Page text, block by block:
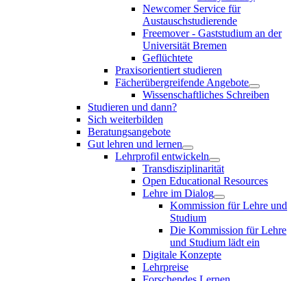
Newcomer Service für
Austauschstudierende
Freemover - Gaststudium an der
Universität Bremen
Geflüchtete
Praxisorientiert studieren
Fächerübergreifende Angebote
Wissenschaftliches Schreiben
Studieren und dann?
Sich weiterbilden
Beratungsangebote
Gut lehren und lernen
Lehrprofil entwickeln
Transdisziplinarität
Open Educational Resources
Lehre im Dialog
Kommission für Lehre und
Studium
Die Kommission für Lehre
und Studium lädt ein
Digitale Konzepte
Lehrpreise